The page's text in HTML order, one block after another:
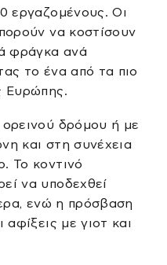
εργαζομένους. Οι
να κοστίσουν
φράγκα ανά
το ένα από τα πιο
Ευρώπης.
δρόμου ή με
και στη συνέχεια
Το κοντινό
να υποδεχθεί
ενώ η πρόσβαση
με γιοτ και